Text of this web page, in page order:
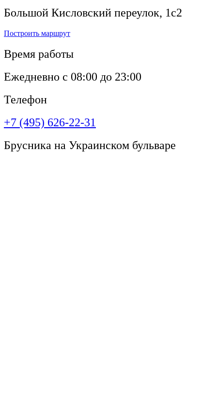
Большой Кисловский переулок, 1с2
Построить маршрут
Время работы
Ежедневно с 08:00 до 23:00
Телефон
+7 (495) 626-22-31
Брусника на Украинском бульваре